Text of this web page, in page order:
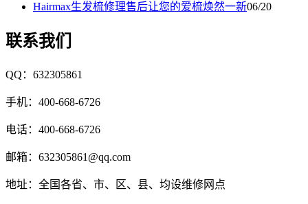
Hairmax生发梳修理售后让您的爱梳焕然一新06/20
联系我们
QQ：632305861
手机：400-668-6726
电话：400-668-6726
邮箱：632305861@qq.com
地址：全国各省、市、区、县、均设维修网点